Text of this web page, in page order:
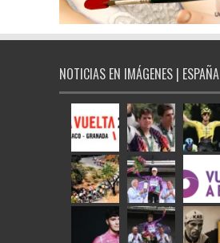
NOTICIAS EN IMÁGENES | ESPAÑA